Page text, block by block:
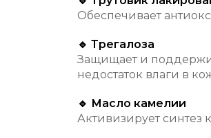
Обеспечивает
🔹 Трегалоза
Защищает и
недостаток влаги в
🔹 Масло камелии
Активизирует синтез